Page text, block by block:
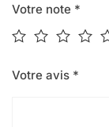
Votre note *
Votre avis *